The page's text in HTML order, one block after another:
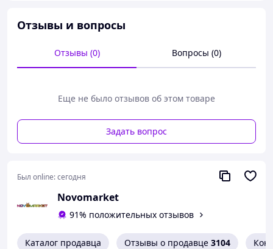
Отзывы и вопросы
Отзывы (0) Вопросы (0)
Еще не было отзывов об этом товаре
Задать вопрос
Был online:сегодня
Novomarket
91% положительных отзывов
Каталог продавца Отзывы о продавце 3104